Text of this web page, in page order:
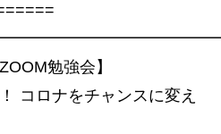
勉強会】
コロナをチャンスに変え